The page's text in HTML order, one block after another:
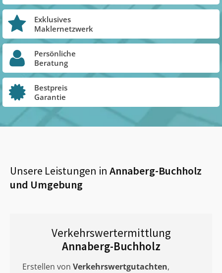
Exklusives
Maklernetzwerk
Persönliche
Beratung
Bestpreis
Garantie
Unsere Leistungen in Annaberg-Buchholz
und Umgebung
Verkehrswertermittlung
Annaberg-Buchholz
Erstellen von Verkehrswertgutachten,